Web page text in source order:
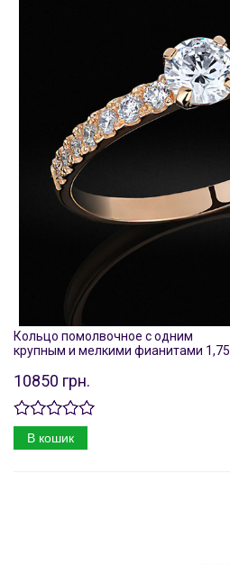
Кольцо помолвочное с одним
крупным и мелкими фианитами 1,75
10850 грн.
В кошик